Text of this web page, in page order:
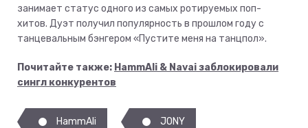
занимает статус одного из самых ротируемых поп-
хитов. Дуэт получил популярность в прошлом году с
танцевальным бэнгером «Пустите меня на танцпол».
Почитайте также: HammAli & Navai заблокировали
сингл конкурентов
HammAli JONY